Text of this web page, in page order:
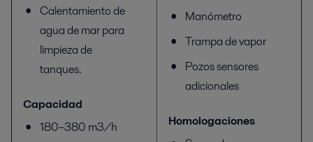
Calentamiento de
agua de mar para
limpieza de
tanques.
Capacidad
180–380 m3/h
Manómetro
Trampa de vapor
Pozos sensores
adicionales
Homologaciones